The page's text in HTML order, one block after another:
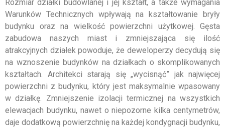
Rozmiar działki budowlanej i jej kształt, a także wymagania
Warunków Technicznych wpływają na kształtowanie bryły
budynku oraz na wielkość powierzchni użytkowej. Gęsta
zabudowa naszych miast i zmniejszająca się ilość
atrakcyjnych działek powoduje, że deweloperzy decydują się
na wznoszenie budynków na działkach o skomplikowanych
kształtach. Architekci starają się „wycisnąć” jak najwięcej
powierzchni z budynku, który jest maksymalnie wpasowany
w działkę. Zmniejszenie izolacji termicznej na wszystkich
elewacjach budynku, nawet o niepozorne kilka centymetrów,
daje dodatkową powierzchnię na każdej kondygnacji budynku,